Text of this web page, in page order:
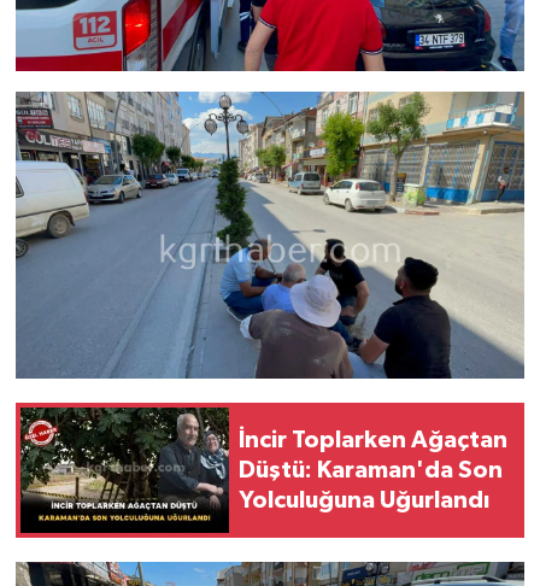
İncir Toplarken Ağaçtan
Düştü: Karaman'da Son
Yolculuğuna Uğurlandı